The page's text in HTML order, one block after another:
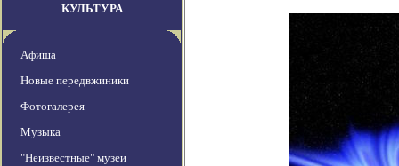
КУЛЬТУРА
Афиша
Новые передвжиники
Фотогалерея
Музыка
"Неизвестные" музеи